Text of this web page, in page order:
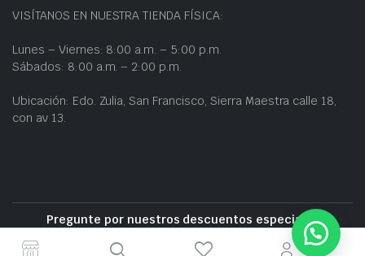
VISÍTANOS EN NUESTRA TIENDA FÍSICA:
Lunes – Viernes: 8:00 a.m. – 5:00 p.m.
Sábados: 8:00 a.m. – 2:00 p.m.
Ubicación: Edo. Zulia, San Francisco, Sierra Maestra calle 18,
con av 13.
Pregunte por nuestros descuentos especiales